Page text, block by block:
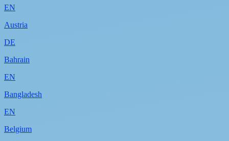
EN
Austria
DE
Bahrain
EN
Bangladesh
EN
Belgium